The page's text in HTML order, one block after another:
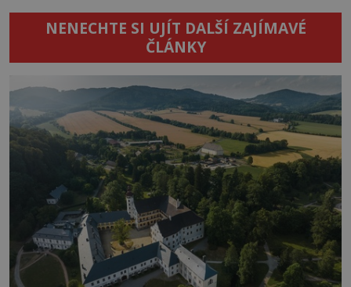
NENECHTE SI UJÍT DALŠÍ ZAJÍMAVÉ
ČLÁNKY